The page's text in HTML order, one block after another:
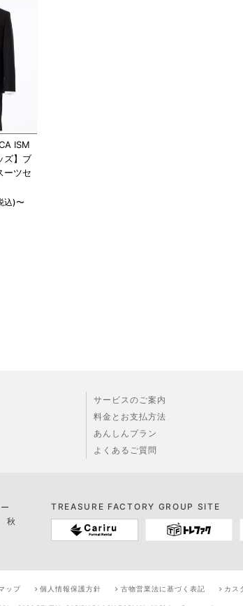
ISM
ズ】ブ
ーツセ
込)〜
サービスのご案内
料金とお支払方法
あんしんプラン
よくあるご質問
秋
TREASURE FACTORY GROUP SITE
ップ 個人情報保護方針 古物営業法に基づく表記 カス